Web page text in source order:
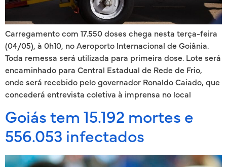
Carregamento com 17.550 doses chega nesta terça-feira
(04/05), à 0h10, no Aeroporto Internacional de Goiânia.
Toda remessa será utilizada para primeira dose. Lote será
encaminhado para Central Estadual de Rede de Frio,
onde será recebido pelo governador Ronaldo Caiado, que
concederá entrevista coletiva à imprensa no local
Goiás tem 15.192 mortes e
556.053 infectados